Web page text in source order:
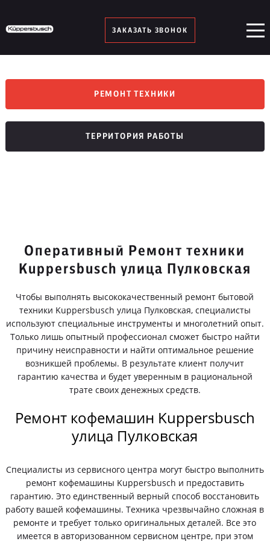
ЗАКАЗАТЬ ЗВОНОК
РЕМОНТ ТЕХНИКИ
ТЕРРИТОРИЯ РАБОТЫ
Оперативный Ремонт техники
Kuppersbusch улица Пулковская
Чтобы выполнять высококачественный ремонт бытовой
техники Kuppersbusch улица Пулковская, специалисты
используют специальные инструменты и многолетний опыт.
Только лишь опытный профессионал сможет быстро найти
причину неисправности и найти оптимальное решение
возникшей проблемы. В результате клиент получит
гарантию качества и будет уверенным в рациональной
трате своих денежных средств.
Ремонт кофемашин Kuppersbusch
улица Пулковская
Специалисты из сервисного центра могут быстро выполнить
ремонт кофемашины Kuppersbusch и предоставить
гарантию. Это единственный верный способ восстановить
работу вашей кофемашины. Техника чрезвычайно сложная в
ремонте и требует только оригинальных деталей. Все это
имеется в авторизованном сервисном центре, при этом